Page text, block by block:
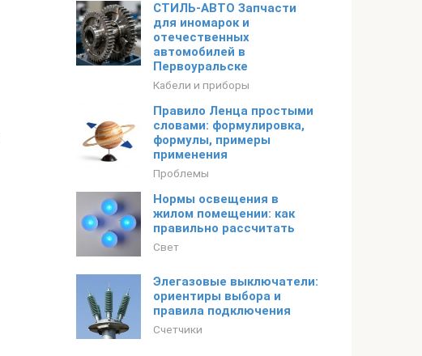
СТИЛЬ-АВТО Запчасти
для иномарок и
отечественных
автомобилей в
Первоуральске
Кабели и приборы
Правило Ленца простыми
словами: формулировка,
формулы, примеры
применения
Проблемы
Нормы освещения в
жилом помещении: как
правильно рассчитать
Свет
Элегазовые выключатели:
ориентиры выбора и
правила подключения
Счетчики